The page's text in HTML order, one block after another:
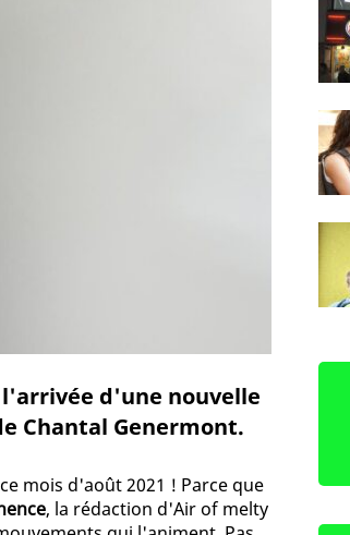
l'arrivée d'une nouvelle
Chantal Genermont.
mois d'août 2021 ! Parce que
, la rédaction d'Air of melty